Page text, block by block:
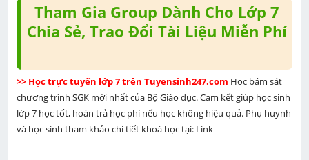
Tham Gia Group Dành Cho Lớp 7
Chia Sẻ, Trao Đổi Tài Liệu Miễn Phí
>> Học trực tuyến lớp 7 trên Tuyensinh247.com Học bám sát
chương trình SGK mới nhất của Bộ Giáo dục. Cam kết giúp học sinh
lớp 7 học tốt, hoàn trả học phí nếu học không hiệu quả. Phụ huynh
và học sinh tham khảo chi tiết khoá học tại: Link